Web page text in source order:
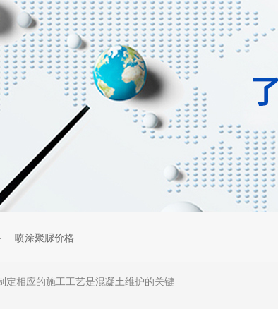
喷涂聚脲价格
定相应的施工工艺是混凝土维护的关键